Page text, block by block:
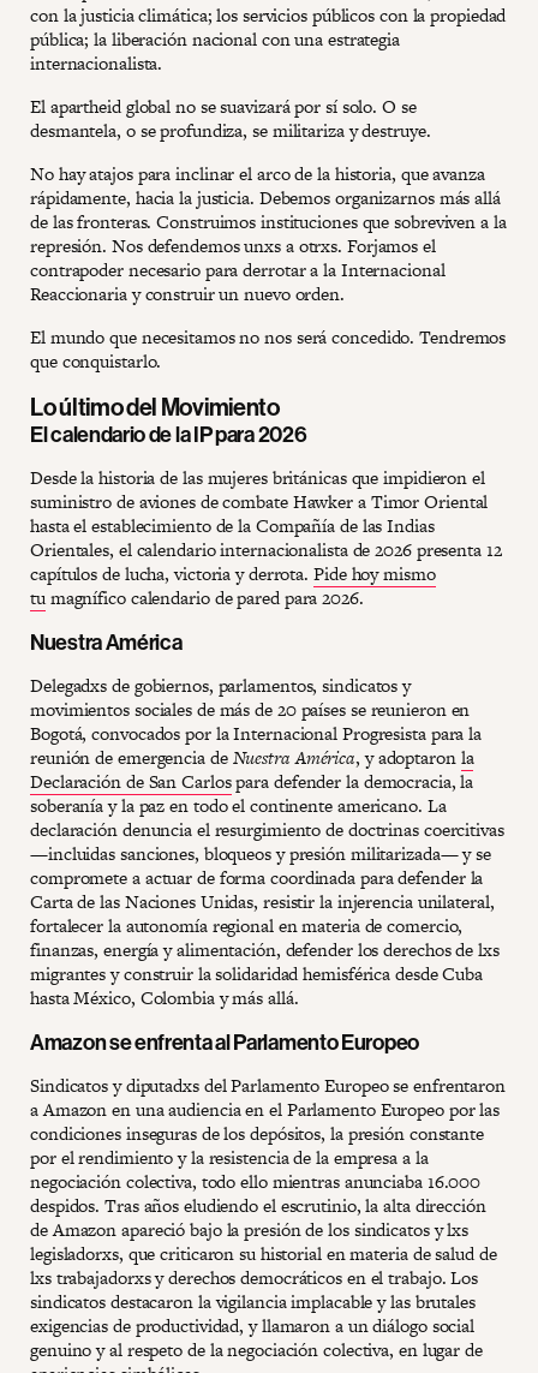
con la justicia climática; los servicios públicos con la propiedad
pública; la liberación nacional con una estrategia
internacionalista.
El apartheid global no se suavizará por sí solo. O se
desmantela, o se profundiza, se militariza y destruye.
No hay atajos para inclinar el arco de la historia, que avanza
rápidamente, hacia la justicia. Debemos organizarnos más allá
de las fronteras. Construimos instituciones que sobreviven a la
represión. Nos defendemos unxs a otrxs. Forjamos el
contrapoder necesario para derrotar a la Internacional
Reaccionaria y construir un nuevo orden.
El mundo que necesitamos no nos será concedido. Tendremos
que conquistarlo.
Lo último del Movimiento
El calendario de la IP para 2026
Desde la historia de las mujeres británicas que impidieron el
suministro de aviones de combate Hawker a Timor Oriental
hasta el establecimiento de la Compañía de las Indias
Orientales, el calendario internacionalista de 2026 presenta 12
capítulos de lucha, victoria y derrota. Pide hoy mismo
tumagnífico calendario de pared para 2026.
Nuestra América
Delegadxs de gobiernos, parlamentos, sindicatos y
movimientos sociales de más de 20 países se reunieron en
Bogotá, convocados por la Internacional Progresista para la
reunión de emergencia deNuestra América, y adoptaronla
Declaración de San Carlospara defender la democracia, la
soberanía y la paz en todo el continente americano. La
declaración denuncia el resurgimiento de doctrinas coercitivas
—incluidas sanciones, bloqueos y presión militarizada— y se
compromete a actuar de forma coordinada para defender la
Carta de las Naciones Unidas, resistir la injerencia unilateral,
fortalecer la autonomía regional en materia de comercio,
finanzas, energía y alimentación, defender los derechos de lxs
migrantes y construir la solidaridad hemisférica desde Cuba
hasta México, Colombia y más allá.
Amazon se enfrenta al Parlamento Europeo
Sindicatos y diputadxs del Parlamento Europeo se enfrentaron
a Amazon en una audiencia en el Parlamento Europeo por las
condiciones inseguras de los depósitos, la presión constante
por el rendimiento y la resistencia de la empresa a la
negociación colectiva, todo ello mientras anunciaba 16.000
despidos. Tras años eludiendo el escrutinio, la alta dirección
de Amazon apareció bajo la presión de los sindicatos y lxs
legisladorxs, que criticaron su historial en materia de salud de
lxs trabajadorxs y derechos democráticos en el trabajo. Los
sindicatos destacaron la vigilancia implacable y las brutales
exigencias de productividad, y llamaron a un diálogo social
genuino y al respeto de la negociación colectiva, en lugar de